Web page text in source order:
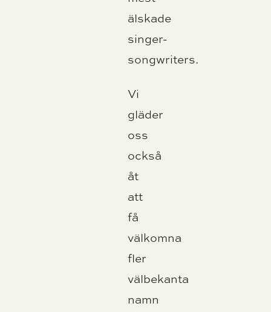
älskade
singer-
songwriters.
Vi
gläder
oss
också
åt
att
få
välkomna
fler
välbekanta
namn